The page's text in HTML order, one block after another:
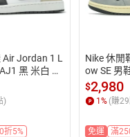
Jordan 1 L
黑 米白 低
)
折5%
Nike 休閒
ow SE 男
一代
$2,980
1% (賺29
免運
滿